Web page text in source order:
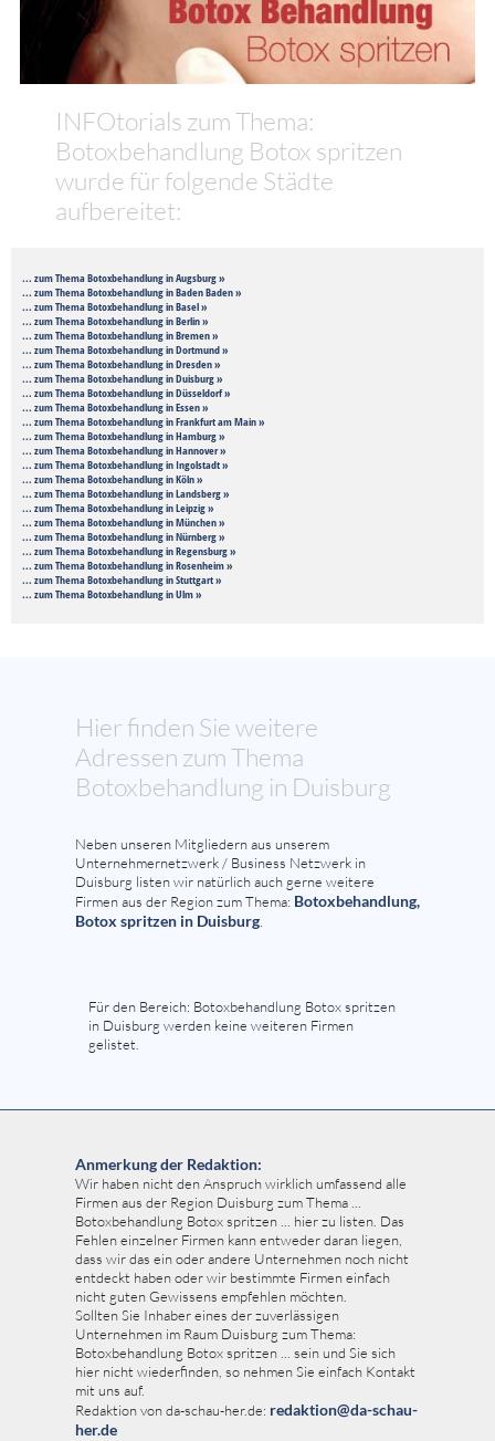
INFOtorials zum Thema:
Botoxbehandlung Botox spritzen
wurde für folgende Städte
aufbereitet:
... zum Thema Botoxbehandlung in Augsburg »
... zum Thema Botoxbehandlung in Baden Baden »
... zum Thema Botoxbehandlung in Basel »
... zum Thema Botoxbehandlung in Berlin »
... zum Thema Botoxbehandlung in Bremen »
... zum Thema Botoxbehandlung in Dortmund »
... zum Thema Botoxbehandlung in Dresden »
... zum Thema Botoxbehandlung in Duisburg »
... zum Thema Botoxbehandlung in Düsseldorf »
... zum Thema Botoxbehandlung in Essen »
... zum Thema Botoxbehandlung in Frankfurt am Main »
... zum Thema Botoxbehandlung in Hamburg »
... zum Thema Botoxbehandlung in Hannover »
... zum Thema Botoxbehandlung in Ingolstadt »
... zum Thema Botoxbehandlung in Köln »
... zum Thema Botoxbehandlung in Landsberg »
... zum Thema Botoxbehandlung in Leipzig »
... zum Thema Botoxbehandlung in München »
... zum Thema Botoxbehandlung in Nürnberg »
... zum Thema Botoxbehandlung in Regensburg »
... zum Thema Botoxbehandlung in Rosenheim »
... zum Thema Botoxbehandlung in Stuttgart »
... zum Thema Botoxbehandlung in Ulm »
Hier finden Sie weitere
Adressen zum Thema
Botoxbehandlung in Duisburg
Neben unseren Mitgliedern aus unserem
Unternehmernetzwerk / Business Netzwerk in
Duisburg listen wir natürlich auch gerne weitere
Firmen aus der Region zum Thema: Botoxbehandlung,
Botox spritzen in Duisburg.
Für den Bereich: Botoxbehandlung Botox spritzen
in Duisburg werden keine weiteren Firmen
gelistet.
Anmerkung der Redaktion:
Wir haben nicht den Anspruch wirklich umfassend alle
Firmen aus der Region Duisburg zum Thema ...
Botoxbehandlung Botox spritzen ... hier zu listen. Das
Fehlen einzelner Firmen kann entweder daran liegen,
dass wir das ein oder andere Unternehmen noch nicht
entdeckt haben oder wir bestimmte Firmen einfach
nicht guten Gewissens empfehlen möchten.
Sollten Sie Inhaber eines der zuverlässigen
Unternehmen im Raum Duisburg zum Thema:
Botoxbehandlung Botox spritzen ... sein und Sie sich
hier nicht wiederfinden, so nehmen Sie einfach Kontakt
mit uns auf.
Redaktion von da-schau-her.de: redaktion@da-schau-
her.de